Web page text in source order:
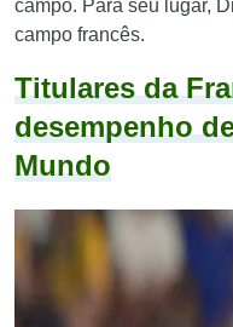
campo. Para seu lugar,
campo francês.
Titulares da
desempenho
Mundo